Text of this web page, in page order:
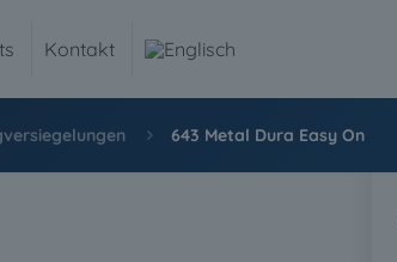
Kontakt
643 Metal Dura Easy On